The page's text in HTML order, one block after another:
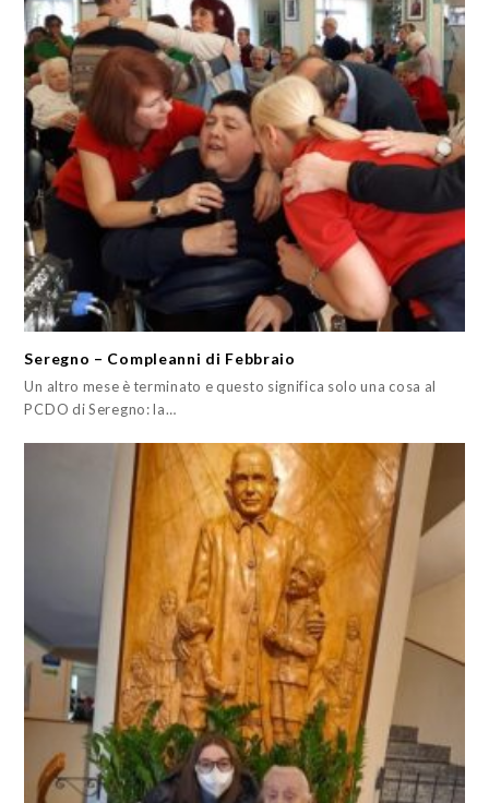
Seregno – Compleanni di Febbraio
Un altro mese è terminato e questo significa solo una cosa al
PCDO di Seregno: la…